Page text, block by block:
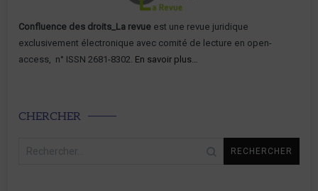
Confluence des droits_La revue est une revue juridique
exclusivement électronique avec comité de lecture en open-
access, n° ISSN 2681-8302. En savoir plus…
CHERCHER